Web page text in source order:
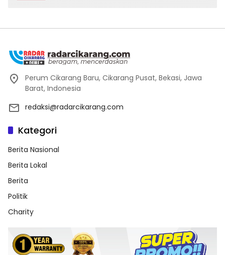
Perum Cikarang Baru, Cikarang Pusat, Bekasi, Jawa
Barat, Indonesia
redaksi@radarcikarang.com
Kategori
Berita Nasional
Berita Lokal
Berita
Politik
Charity